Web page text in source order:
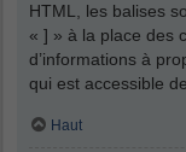
HTML, les balises
« ] » à la place des
d’informations à
qui est accessible
Haut